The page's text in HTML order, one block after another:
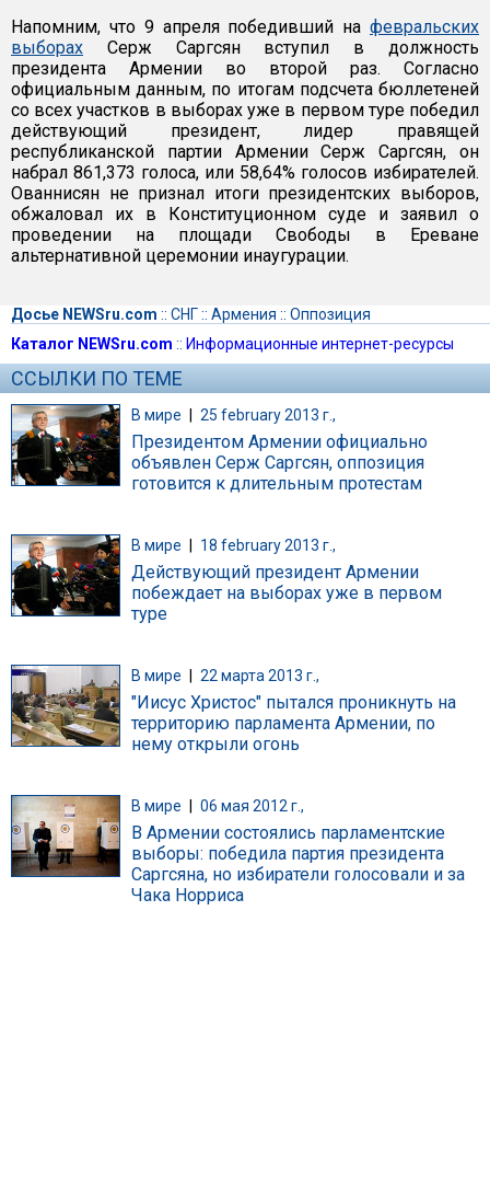
Напомним, что 9 апреля победивший на февральских
выборах Серж Саргсян вступил в должность
президента Армении во второй раз. Согласно
официальным данным, по итогам подсчета бюллетеней
со всех участков в выборах уже в первом туре победил
действующий президент, лидер правящей
республиканской партии Армении Серж Саргсян, он
набрал 861,373 голоса, или 58,64% голосов избирателей.
Ованнисян не признал итоги президентских выборов,
обжаловал их в Конституционном суде и заявил о
проведении на площади Свободы в Ереване
альтернативной церемонии инаугурации.
Досье NEWSru.com :: СНГ:: Армения :: Оппозиция
Каталог NEWSru.com :: Информационные интернет-ресурсы
ССЫЛКИ ПО ТЕМЕ
В мире | 25 february 2013 г.,
Президентом Армении официально
объявлен Серж Саргсян, оппозиция
готовится к длительным протестам
В мире 18 february 2013 г.,
Действующий президент Армении
побеждает на выборах уже в первом
туре
В мире 22 марта 2013 г.,
"Иисус Христос" пытался проникнуть на
территорию парламента Армении, по
нему открыли огонь
В мире 06 мая 2012 г.,
В Армении состоялись парламентские
выборы: победила партия президента
Саргсяна, но избиратели голосовали и за
Чака Норриса